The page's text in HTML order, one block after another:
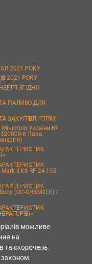
2021 РОКУ
2021 РОКУ
ЗГІДНО
ПАЛИВО ДЛЯ
ЗАКУПІВЛІ "ППМ"
України №
8 Пара,
II Kit RF 24-105
(DC-GH5M2EE) /
можливе
на
та скорочень.